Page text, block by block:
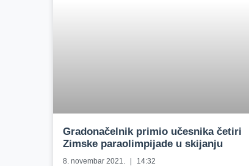
Gradonačelnik primio učesnika četiri
Zimske paraolimpijade u skijanju
8. novembar 2021. 14:32